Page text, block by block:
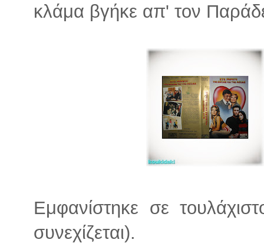
κλάμα βγήκε απ' τον
Εμφανίστηκε σε
συνεχίζεται).